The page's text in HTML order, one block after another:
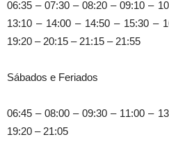
06:35 – 07:30 – 08:20 – 09:10 –
13:10 – 14:00 – 14:50 – 15:30 –
19:20 – 20:15 – 21:15 – 21:55
Sábados e Feriados
06:45 – 08:00 – 09:30 – 11:00 –
19:20 – 21:05